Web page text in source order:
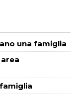
una famiglia